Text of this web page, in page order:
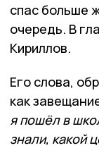
спас больше
очередь. В
Кириллов.
Его слова,
как
я пошёл в
знали, какой